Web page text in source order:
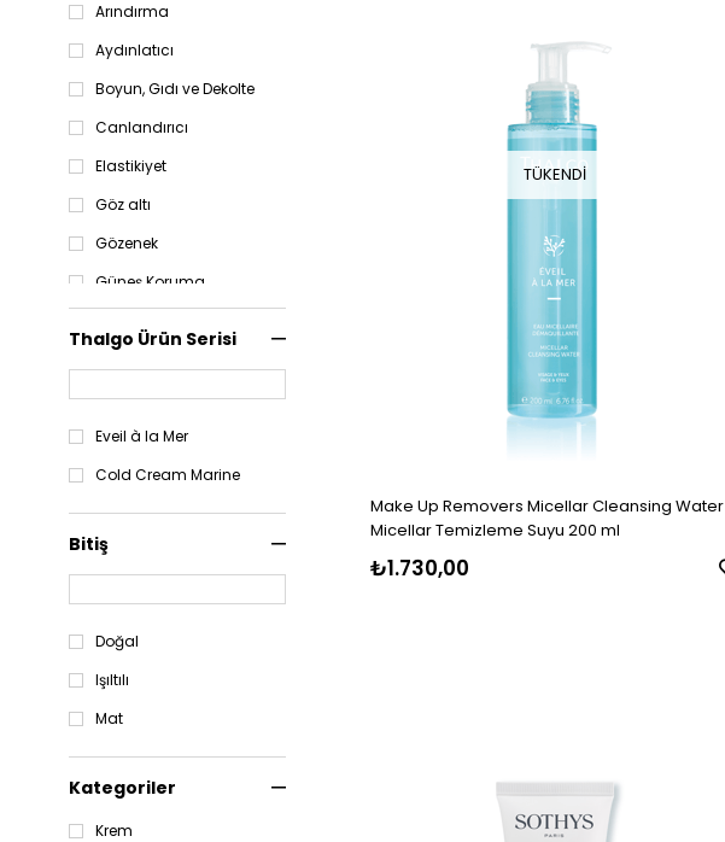
Arındırma
Aydınlatıcı
Boyun, Gıdı ve Dekolte
Canlandırıcı
Elastikiyet
Göz altı
Gözenek
Güneş Koruma
Kırışıklık
Leke/Ton Eşitsizliği
Mat/Yorgun/Donuk Cilt
Thalgo Ürün Serisi
Eveil à la Mer
Cold Cream Marine
Bitiş
Doğal
Işıltılı
Mat
Kategoriler
Krem
TÜKENDI
Make Up Removers Micellar Cleansing Water
Micellar Temizleme Suyu 200 ml
₺1.730,00